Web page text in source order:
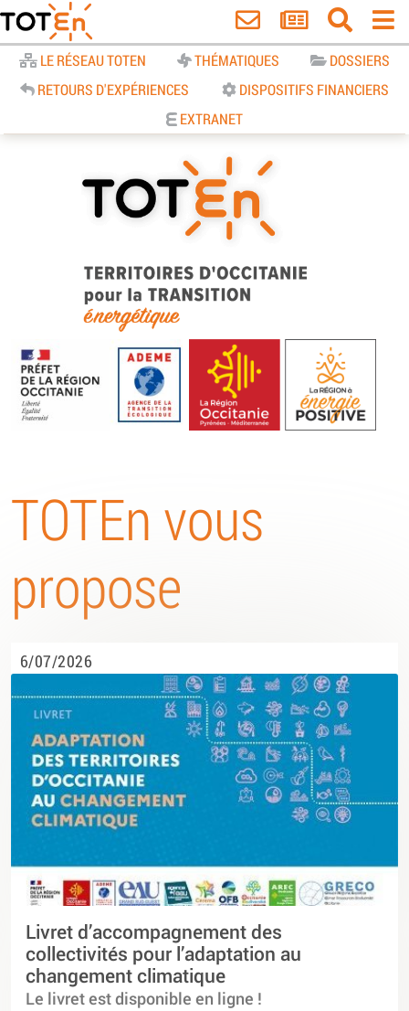
LE RÉSEAU TOTEN THÉMATIQUES
DOSSIERS
RETOURS D'EXPÉRIENCES
DISPOSITIFS FINANCIERS
EXTRANET
TOTEn Occitanie | Territoires
d’Occitanie pour la Transition
Energétique
TOTEn vous
propose
6/07/2026
Livret d’accompagnement des
collectivités pour l’adaptation au
changement climatique
Le livret est disponible en ligne !